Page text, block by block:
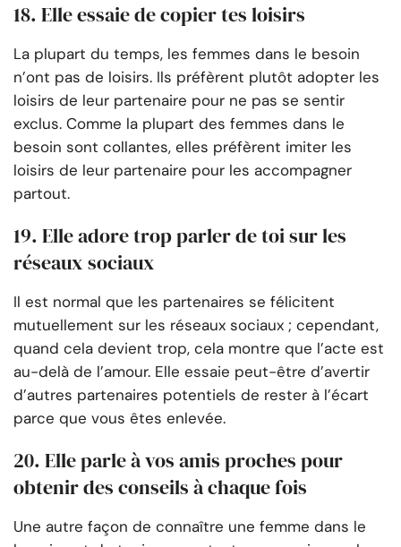
18. Elle essaie de copier tes loisirs
La plupart du temps, les femmes dans le besoin
n’ont pas de loisirs. Ils préfèrent plutôt adopter les
loisirs de leur partenaire pour ne pas se sentir
exclus. Comme la plupart des femmes dans le
besoin sont collantes, elles préfèrent imiter les
loisirs de leur partenaire pour les accompagner
partout.
19. Elle adore trop parler de toi sur les
réseaux sociaux
Il est normal que les partenaires se félicitent
mutuellement sur les réseaux sociaux ; cependant,
quand cela devient trop, cela montre que l’acte est
au-delà de l’amour. Elle essaie peut-être d’avertir
d’autres partenaires potentiels de rester à l’écart
parce que vous êtes enlevée.
20. Elle parle à vos amis proches pour
obtenir des conseils à chaque fois
Une autre façon de connaître une femme dans le